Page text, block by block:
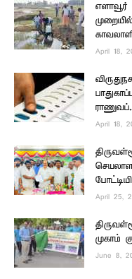
எளாவூர்
April 18,
April 18,
April 25,
முகாம்
June 8,